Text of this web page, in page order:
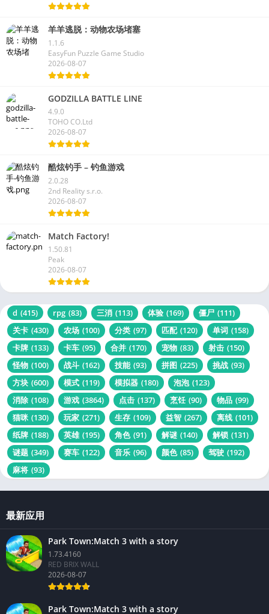
羊羊逃脱：动物农场堵塞
1.1.6
EasyFun Puzzle Game Studio
2026-08-07
GODZILLA BATTLE LINE
4.9.0
TOHO CO.Ltd
2026-08-07
酷炫钓手 – 钓鱼游戏
2.0.28
2nd Reality s.r.o.
2026-08-07
Match Factory!
1.50.81
Peak
2026-08-07
d (415) rpg (83) 三消 (113) 体验 (169) 僵尸 (111)
关卡 (430) 农场 (100) 分类 (97) 匹配 (120) 单词 (158)
卡牌 (133) 卡车 (95) 合并 (170) 宠物 (83) 射击 (150)
怪物 (100) 战斗 (162) 技能 (93) 拼图 (225) 挑战 (93)
方块 (600) 模式 (119) 模拟器 (180) 泡泡 (123)
消除 (108) 游戏 (3864) 点击 (137) 烹饪 (90) 物品 (99)
猫咪 (130) 玩家 (271) 生存 (109) 益智 (267) 离线 (101)
纸牌 (188) 英雄 (195) 角色 (91) 解谜 (140) 解锁 (131)
谜题 (349) 赛车 (122) 音乐 (96) 颜色 (85) 驾驶 (192)
麻将 (93)
最新应用
Park Town:Match 3 with a story
1.73.4160
RED BRIX WALL
2026-08-07
Park Town:Match 3 with a story